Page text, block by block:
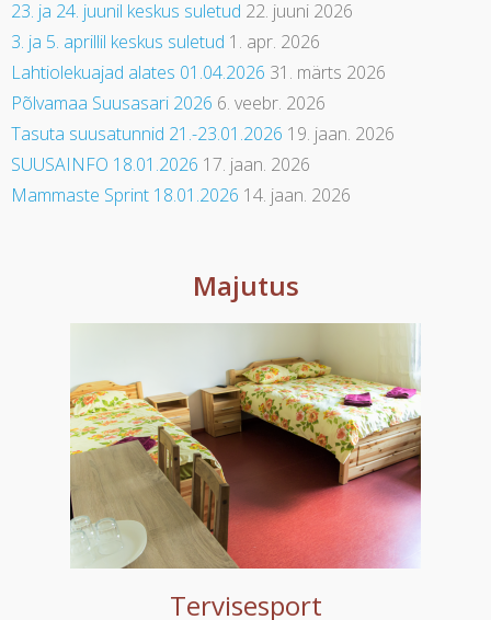
23. ja 24. juunil keskus suletud 22. juuni 2026
3. ja 5. aprillil keskus suletud 1. apr. 2026
Lahtiolekuajad alates 01.04.2026 31. märts 2026
Põlvamaa Suusasari 2026 6. veebr. 2026
Tasuta suusatunnid 21.-23.01.2026 19. jaan. 2026
SUUSAINFO 18.01.2026 17. jaan. 2026
Mammaste Sprint 18.01.2026 14. jaan. 2026
Majutus
Tervisesport